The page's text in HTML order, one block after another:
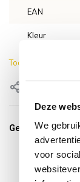
Deze
We
voor
EAN
Kleur
Toon meer
Gerelateerde